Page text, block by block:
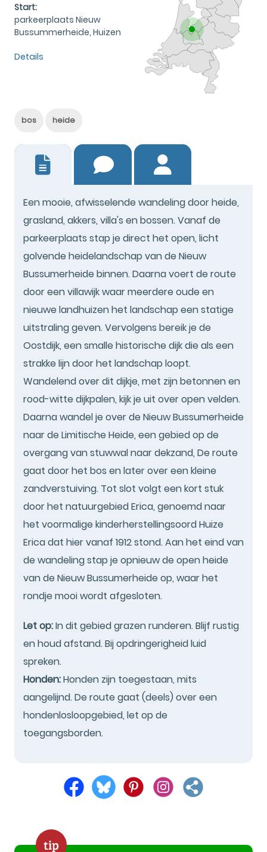
Start:
parkeerplaats Nieuw
Bussummerheide, Huizen
Details
bos heide
Een mooie, afwisselende wandeling door heide,
grasland, akkers, villa's en bossen. Vanaf de
parkeerplaats stap je direct het open, licht
golvende heidelandschap van de Nieuw
Bussumerheide binnen. Daarna voert de route
door een villawijk waar meerdere oude en
nieuwe landhuizen het landschap een statige
uitstraling geven. Vervolgens bereik je de
Oostdijk, een smalle historische dijk die als een
strakke lijn door het landschap loopt.
Wandelend over dit dijkje, met zijn betonnen en
rood-witte dijkpalen, kijk je uit over open velden.
Daarna wandel je over de Nieuw Bussumerheide
naar de Limitische Heide, een gebied op de
overgang van stuwwal naar dekzand, De route
gaat door het bos en later over een kleine
zandverstuiving. Tot slot volgt een kort stuk
door het natuurgebied Erica, genoemd naar
het voormalige kinderherstellingsoord Huize
Erica dat hier vanaf 1912 stond. Aan het eind van
de wandeling stap je opnieuw de open heide
van de Nieuw Bussumerheide op, waar het
rondje mooi wordt afgesloten.
Let op:In dit gebied grazen runderen. Blijf rustig
en houd afstand. Bij opdringerigheid luid
spreken.
Honden:Honden zijn toegestaan, mits
aangelijnd. De route gaat (deels) over een
hondenlosloopgebied, let op de
toegangsborden.
tip